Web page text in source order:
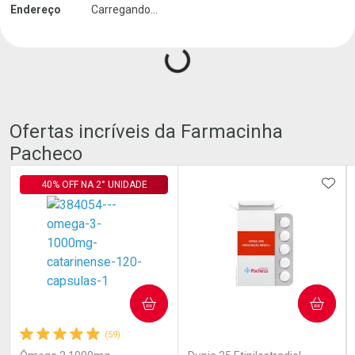
Endereço Carregando...
Carregando produtos do seller...
Ofertas incríveis da Farmacinha
Pacheco
(59)
40% OFF NA 2° UNIDADE
COMPRAR COMPRAR